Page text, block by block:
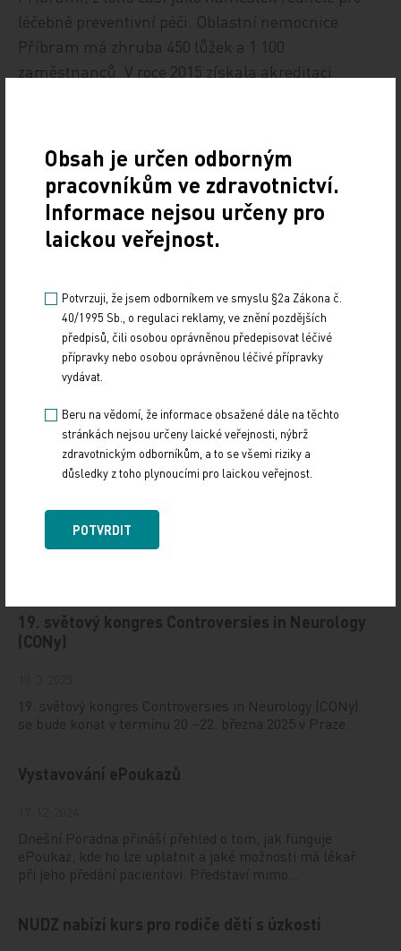
léčebně preventivní péči. Oblastní nemocnice
Příbram má zhruba 450 lůžek a 1 100
zaměstnanců. V roce 2015 získala akreditaci
kde jeho specializací byla hrudní chirurgie a
intenzivní medicína.
DENNÍ ZPRÁVY
Sdílejte článek
19. světový kongres Controversies in Neurology
(CONy)
19. světový kongres Controversies in Neurology (CONy)
se bude konat v termínu 20.–22. března 2025 v Praze.
Vystavování ePoukazů
Dnešní Poradna přináší přehled o tom, jak funguje
ePoukaz, kde ho lze uplatnit a jaké možnosti má lékař
při jeho předání pacientovi. Představí mimo…
NUDZ nabízí kurs pro rodiče dětí s úzkostí
Obsah je určen odborným
pracovníkům ve zdravotnictví.
Informace nejsou určeny pro
laickou veřejnost.
Potvrzuji, že jsem odborníkem ve smyslu §2a Zákona č.
40/1995 Sb., o regulaci reklamy, ve znění pozdějších
předpisů, čili osobou oprávněnou předepisovat léčivé
přípravky nebo osobou oprávněnou léčivé přípravky
vydávat.
Beru na vědomí, že informace obsažené dále na těchto
stránkách nejsou určeny laické veřejnosti, nýbrž
zdravotnickým odborníkům, a to se všemi riziky a
důsledky z toho plynoucími pro laickou veřejnost.
POTVRDIT